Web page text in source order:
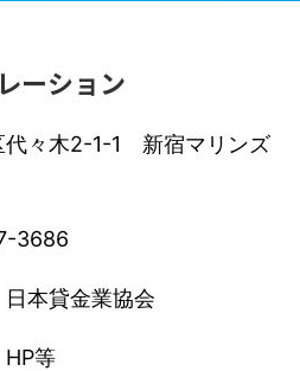
ーション
代々木2-1-1 新宿マリンズ
3686
日本貸金業協会
HP等